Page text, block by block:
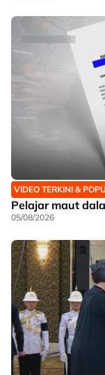
VIDEO TERKINI &
Pelajar maut
05/08/2026